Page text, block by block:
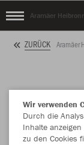
Aramäer Heibronn
ZURÜCK Aramäer
Wir verwenden
Durch die
Inhalte
zu den Cookies